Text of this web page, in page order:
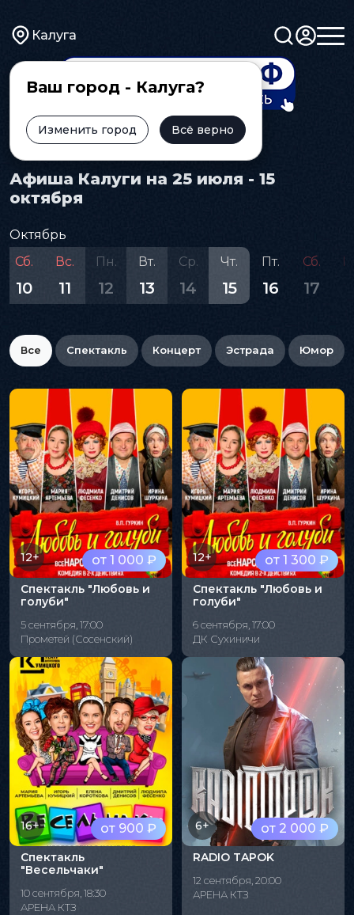
Калуга
Ваш город - Калуга?
Изменить город Всё верно
Главная Афиша
Афиша Калуги на 25 июля - 15
октября
Октябрь
Сб.
10
Вс.
11
Пн.
12
Вт.
13
Ср.
14
Чт.
15
Пт.
16
Сб.
17
Все Спектакль Концерт Эстрада Юмор
от 1 000 ₽
12+
Спектакль "Любовь и
голуби"
5 сентября, 17:00
Прометей (Сосенский)
от 1 300 ₽
12+
Спектакль "Любовь и
голуби"
6 сентября, 17:00
ДК Сухиничи
от 900 ₽
16+
Спектакль
"Весельчаки"
10 сентября, 18:30
АРЕНА КТЗ
от 2 000 ₽
6+
RADIO TAPOK
12 сентября, 20:00
АРЕНА КТЗ